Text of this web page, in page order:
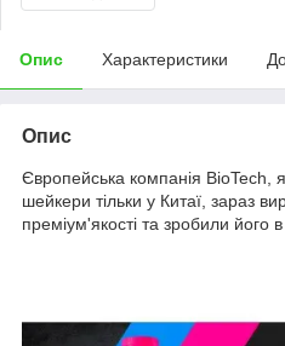
Опис Характеристики
Опис
Європейська компанія BioTech,
шейкери тільки у Китаї, зараз
преміум'якості та зробили його